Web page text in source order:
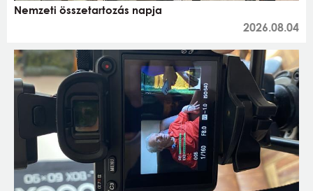
Nemzeti összetartozás napja
2026.08.04